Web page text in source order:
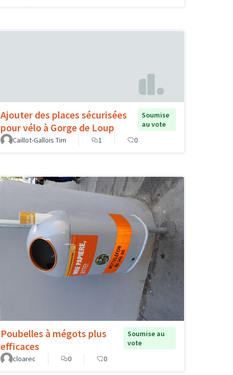
Ajouter des places sécurisées
pour vélo à Gorge de Loup
Soumise
au vote
Caillot-Gallois Tim
1 0
Poubelles à mégots plus
efficaces
Soumise au
vote
cloarec
0 0